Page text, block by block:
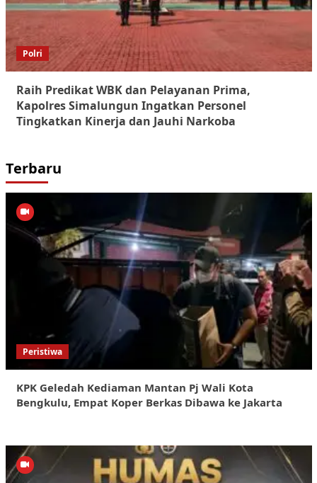
Polri
Raih Predikat WBK dan Pelayanan Prima,
Kapolres Simalungun Ingatkan Personel
Tingkatkan Kinerja dan Jauhi Narkoba
Terbaru
Peristiwa
KPK Geledah Kediaman Mantan Pj Wali Kota
Bengkulu, Empat Koper Berkas Dibawa ke Jakarta